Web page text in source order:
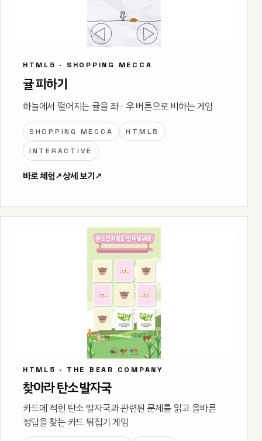
HTML5 · SHOPPING MECCA
귤 피하기
하늘에서 떨어지는 귤을 좌 · 우 버튼으로 비하는 게임
SHOPPING MECCA HTML5
INTERACTIVE
바로 체험↗상세 보기↗
HTML5 · THE BEAR COMPANY
찾아라 탄소 발자국
카드에 적힌 탄소 발자국과 관련된 문제를 읽고 올바른
정답을 찾는 카드 뒤집기 게임